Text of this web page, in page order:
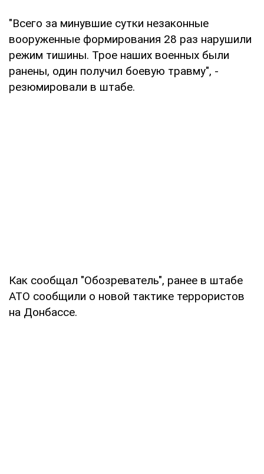
"Всего за минувшие сутки незаконные
вооруженные формирования 28 раз нарушили
режим тишины. Трое наших военных были
ранены, один получил боевую травму", -
резюмировали в штабе.
Как сообщал "Обозреватель", ранее в штабе
АТО сообщили о новой тактике террористов
на Донбассе.